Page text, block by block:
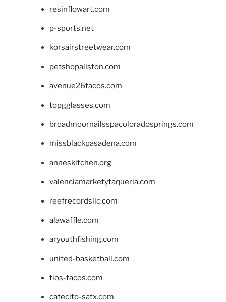
resinflowart.com
p-sports.net
korsairstreetwear.com
petshopallston.com
avenue26tacos.com
topgglasses.com
broadmoornailsspacoloradosprings.com
missblackpasadena.com
anneskitchen.org
valenciamarketytaqueria.com
reefrecordsllc.com
alawaffle.com
aryouthfishing.com
united-basketball.com
tios-tacos.com
cafecito-satx.com